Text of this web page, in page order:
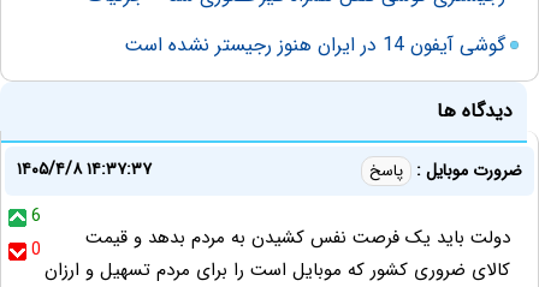
گوشی آیفون 14 در ایران هنوز رجیستر نشده است
دیدگاه ها
ضرورت موبایل : پاسخ
۱۴۰۵/۴/۸ ۱۴:۳۷:۳۷
6
0
دولت باید یک فرصت نفس کشیدن به مردم بدهد و قیمت
کالای ضروری کشور که موبایل است را برای مردم تسهیل و ارزان